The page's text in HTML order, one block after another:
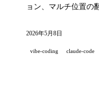
ョン、マルチ位置の
のテスト、AI支援
指すための取り組み。
2026年5月8日
vibe-coding claude-code